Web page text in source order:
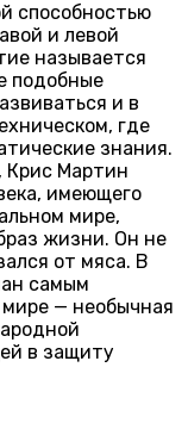
способностью
и левой
называется
подобные
и в
где
знания.
Крис Мартин
имеющего
мире,
жизни. Он не
от мяса. В
самым
— необычная
в защиту